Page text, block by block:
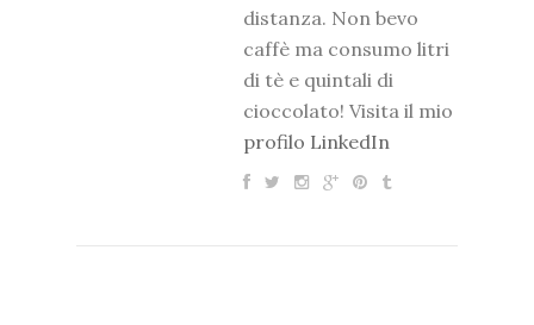
distanza. Non bevo
caffè ma consumo litri
di tè e quintali di
cioccolato! Visita il mio
profilo LinkedIn